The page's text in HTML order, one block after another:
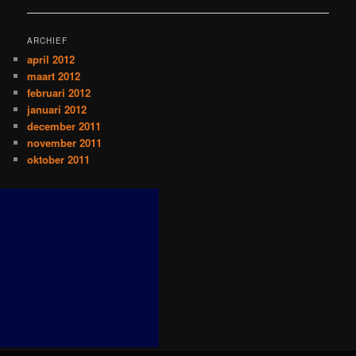
ARCHIEF
april 2012
maart 2012
februari 2012
januari 2012
december 2011
november 2011
oktober 2011